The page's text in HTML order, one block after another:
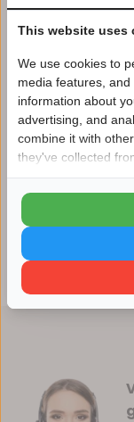
Vergelijk
Specificaties
Reviews
Delen
This website uses
We use cookies to
media features,
information about
advertising, and
combine it with
they've collected